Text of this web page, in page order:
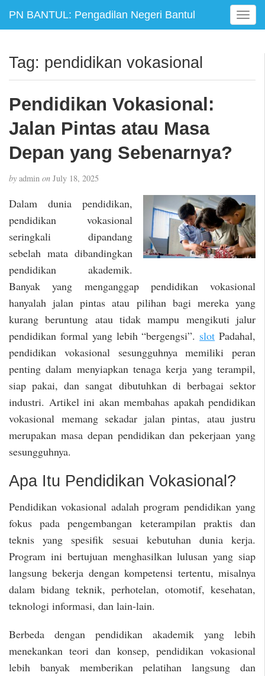
PN BANTUL: Pengadilan Negeri Bantul
T
o
e
o
n
Tag: pendidikan vokasional
Pendidikan Vokasional:
Jalan Pintas atau Masa
Depan yang Sebenarnya?
by admin on July 18, 2025
Dalam dunia pendidikan,
pendidikan vokasional
seringkali dipandang
sebelah mata dibandingkan
pendidikan akademik.
Banyak yang menganggap pendidikan vokasional
hanyalah jalan pintas atau pilihan bagi mereka yang
kurang beruntung atau tidak mampu mengikuti jalur
pendidikan formal yang lebih “bergengsi”. slot Padahal,
pendidikan vokasional sesungguhnya memiliki peran
penting dalam menyiapkan tenaga kerja yang terampil,
siap pakai, dan sangat dibutuhkan di berbagai sektor
industri. Artikel ini akan membahas apakah pendidikan
vokasional memang sekadar jalan pintas, atau justru
merupakan masa depan pendidikan dan pekerjaan yang
sesungguhnya.
Apa Itu Pendidikan Vokasional?
Pendidikan vokasional adalah program pendidikan yang
fokus pada pengembangan keterampilan praktis dan
teknis yang spesifik sesuai kebutuhan dunia kerja.
Program ini bertujuan menghasilkan lulusan yang siap
langsung bekerja dengan kompetensi tertentu, misalnya
dalam bidang teknik, perhotelan, otomotif, kesehatan,
teknologi informasi, dan lain-lain.
Berbeda dengan pendidikan akademik yang lebih
menekankan teori dan konsep, pendidikan vokasional
lebih banyak memberikan pelatihan langsung dan